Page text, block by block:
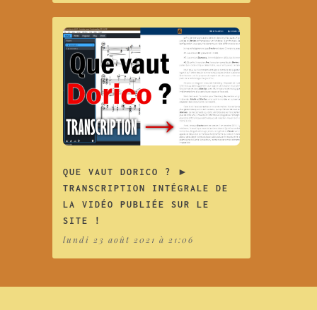
QUE VAUT DORICO ? ►
TRANSCRIPTION INTÉGRALE DE
LA VIDÉO PUBLIÉE SUR LE
SITE !
lundi 23 août 2021 à 21:06